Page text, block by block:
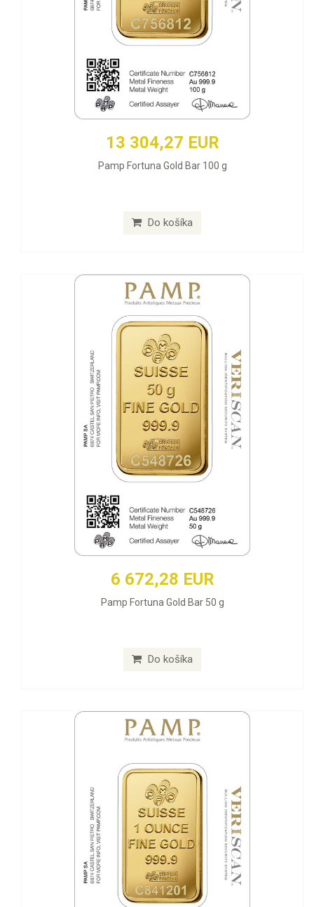
13 304,27 EUR
Pamp Fortuna Gold Bar 100 g
Do košíka
6 672,28 EUR
Pamp Fortuna Gold Bar 50 g
Do košíka